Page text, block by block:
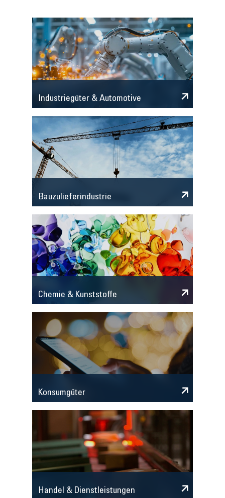
Industriegüter & Automotive
Bauzulieferindustrie
Chemie & Kunststoffe
Konsumgüter
Handel & Dienstleistungen